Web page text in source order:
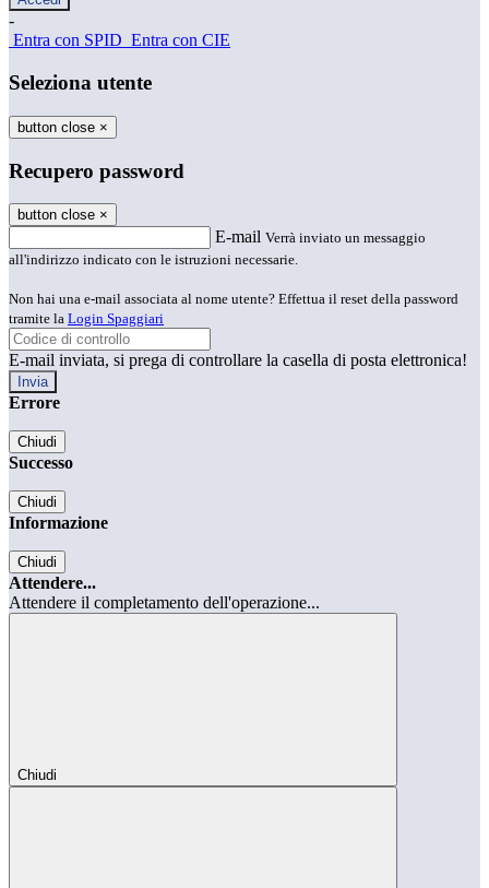
-
Entra con SPID Entra con CIE
Seleziona utente
button close ×
Recupero password
button close ×
E-mail Verrà inviato un messaggio
all'indirizzo indicato con le istruzioni necessarie.
Non hai una e-mail associata al nome utente? Effettua il reset della password
tramite la Login Spaggiari
E-mail inviata, si prega di controllare la casella di posta elettronica!
Errore
Chiudi
Successo
Chiudi
Informazione
Chiudi
Attendere...
Attendere il completamento dell'operazione...
Chiudi